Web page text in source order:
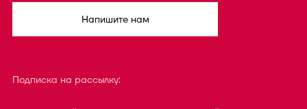
Напишите нам
Подписка на рассылку: